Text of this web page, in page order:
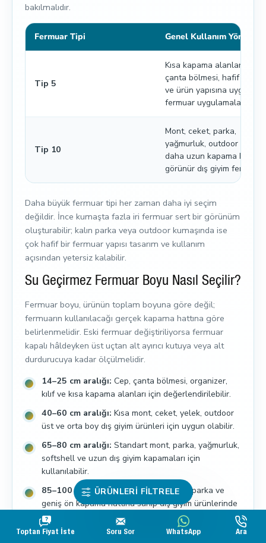
Toptan Fiyat İste Soru Sor WhatsApp Ara
bakılmalıdır.
Fermuar Tipi Genel Kullanım Yönü
Tip 5
Kısa kapama alanları, cep,
çanta bölmesi, hafif dış
ve ürün yapısına uygun
fermuar uygulamaları
Tip 10
Mont, ceket, parka,
yağmurluk, outdoor giyim,
daha uzun kapama hatları
görünür dış giyim
Daha büyük fermuar tipi her zaman daha iyi seçim
değildir. İnce kumaşta fazla iri fermuar sert bir görünüm
oluşturabilir; kalın parka veya outdoor kumaşında ise
çok hafif bir fermuar yapısı tasarım ve kullanım
açısından yetersiz kalabilir.
Su Geçirmez Fermuar Boyu Nasıl Seçilir?
Fermuar boyu, ürünün toplam boyuna göre değil;
fermuarın kullanılacağı gerçek kapama hattına göre
belirlenmelidir. Eski fermuar değiştiriliyorsa fermuar
kapalı hâldeyken üst uçtan alt ayırıcı kutuya veya alt
durdurucuya kadar ölçülmelidir.
14–25 cm aralığı: Cep, çanta bölmesi, organizer,
kılıf ve kısa kapama alanları için değerlendirilebilir.
40–60 cm aralığı: Kısa mont, ceket, yelek, outdoor
üst ve orta boy dış giyim ürünleri için uygun olabilir.
65–80 cm aralığı: Standart mont, parka, yağmurluk,
softshell ve uzun dış giyim kapamaları için
kullanılabilir.
85–100 cm aralığı:Uzun mont, kaban, parka ve
geniş ön kapama hattına sahip dış giyim ürünlerinde
değerlendirilebilir.
ÜRÜNLERI FILTRELE